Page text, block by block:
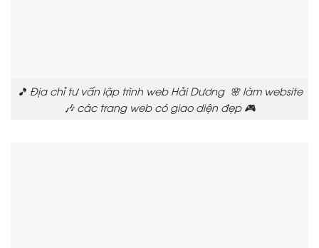
🎵 Địa chỉ tư vấn lập trình web Hải Dương 🌸 làm website
🎶 các trang web có giao diện đẹp 🎮